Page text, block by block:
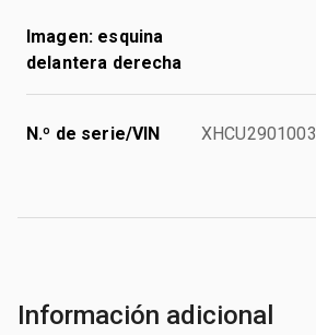
Imagen: esquina
delantera derecha
N.º de serie/VIN XHCU2901003
Información adicional